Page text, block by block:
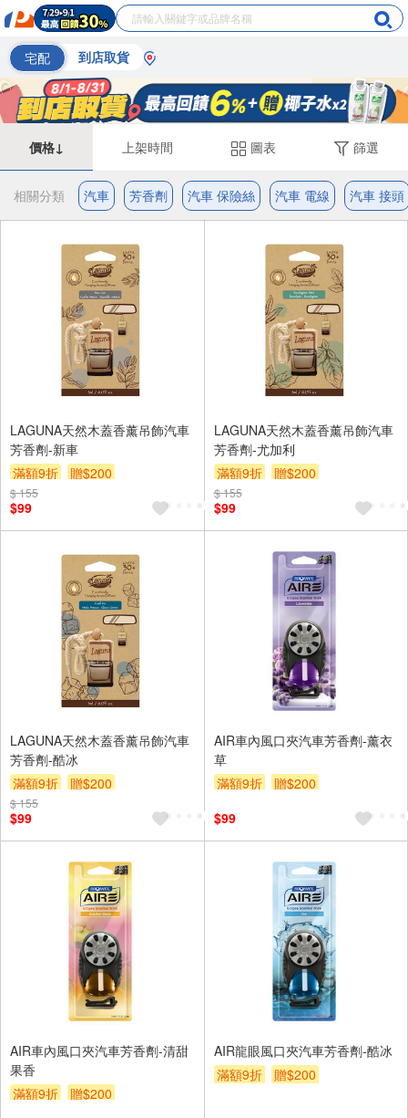
宅配 到店取貨
價格↓ 上架時間 圖表 篩選
相關分類 汽車 芳香劑 汽車 保險絲 汽車 電線 汽車 接頭
LAGUNA天然木蓋香薰吊飾汽車
芳香劑-新車
滿額9折
贈$200
$ 155
$99
LAGUNA天然木蓋香薰吊飾汽車
芳香劑-尤加利
滿額9折
贈$200
$ 155
$99
LAGUNA天然木蓋香薰吊飾汽車
芳香劑-酷冰
滿額9折
贈$200
$ 155
$99
AIR車內風口夾汽車芳香劑-薰衣
草
滿額9折
贈$200
$99
AIR車內風口夾汽車芳香劑-清甜
果香
滿額9折
贈$200
AIR龍眼風口夾汽車芳香劑-酷冰
滿額9折
贈$200